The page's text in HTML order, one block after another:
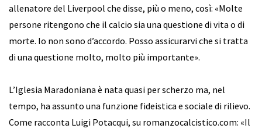
allenatore del Liverpool che disse, più o meno, così: «Molte
persone ritengono che il calcio sia una questione di vita o di
morte. Io non sono d’accordo. Posso assicurarvi che si tratta
di una questione molto, molto più importante».
L’Iglesia Maradoniana è nata quasi per scherzo ma, nel
tempo, ha assunto una funzione fideistica e sociale di rilievo.
Come racconta Luigi Potacqui, su romanzocalcistico.com: «Il